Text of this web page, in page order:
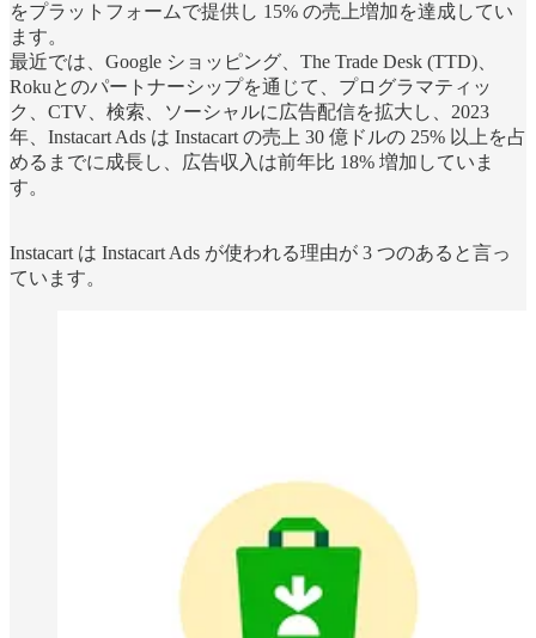
をプラットフォームで提供し 15% の売上増加を達成してい
ます。
最近では、Google ショッピング、The Trade Desk (TTD)、
Rokuとのパートナーシップを通じて、プログラマティッ
ク、CTV、検索、ソーシャルに広告配信を拡大し、2023
年、Instacart Ads は Instacart の売上 30 億ドルの 25% 以上を占
めるまでに成長し、広告収入は前年比 18% 増加していま
す。
Instacart は Instacart Ads が使われる理由が 3 つのあると言っ
ています。